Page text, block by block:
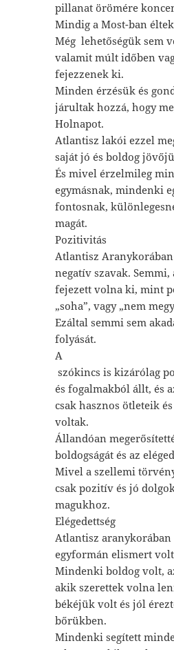
pillanat örömére
Mindig a Most-ban
Még lehetőségük sem
valamit múlt időben
fejezzenek ki.
Minden érzésük és
járultak hozzá, hogy
Holnapot.
Atlantisz lakói ezzel
saját jó és boldog
És mivel érzelmileg
egymásnak, mindenki
fontosnak,
magát.
Pozitivitás
Atlantisz
negatív szavak.
fejezett volna ki, mint
„soha”, vagy „nem
Ezáltal semmi sem
folyását.
A
szókincs is kizárólag
és fogalmakból állt, és
csak hasznos ötleteik
voltak.
Állandóan
boldogságát és az
Mivel a szellemi
csak pozitív és jó
magukhoz.
Elégedettség
Atlantisz
egyformán elismert
Mindenki boldog volt,
akik szerettek volna
békéjük volt és jól
bőrükben.
Mindenki segített